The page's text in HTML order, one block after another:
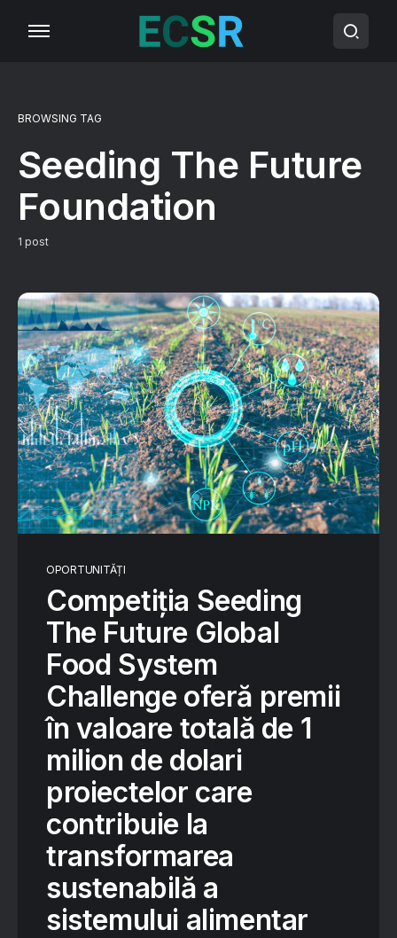
BROWSING TAG
Seeding The Future
Foundation
1 post
OPORTUNITĂȚI
Competiția Seeding
The Future Global
Food System
Challenge oferă premii
în valoare totală de 1
milion de dolari
proiectelor care
contribuie la
transformarea
sustenabilă a
sistemului alimentar